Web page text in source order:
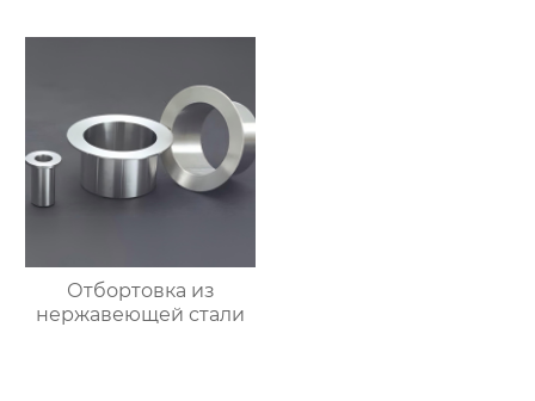
Отбортовка из
нержавеющей стали